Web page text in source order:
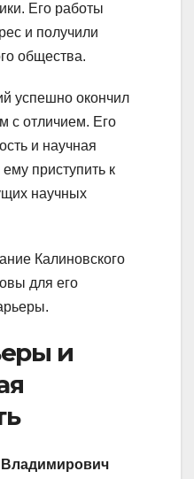
Его работы
и получили
общества.
успешно окончил
с отличием. Его
и научная
приступить к
научных
Калиновского
для его
и
Владимирович